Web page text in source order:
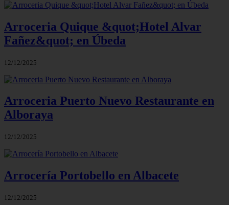
Arroceria Quique &quot;Hotel Alvar
Fañez&quot; en Úbeda
12/12/2025
Arroceria Puerto Nuevo Restaurante en
Alboraya
12/12/2025
Arrocería Portobello en Albacete
12/12/2025